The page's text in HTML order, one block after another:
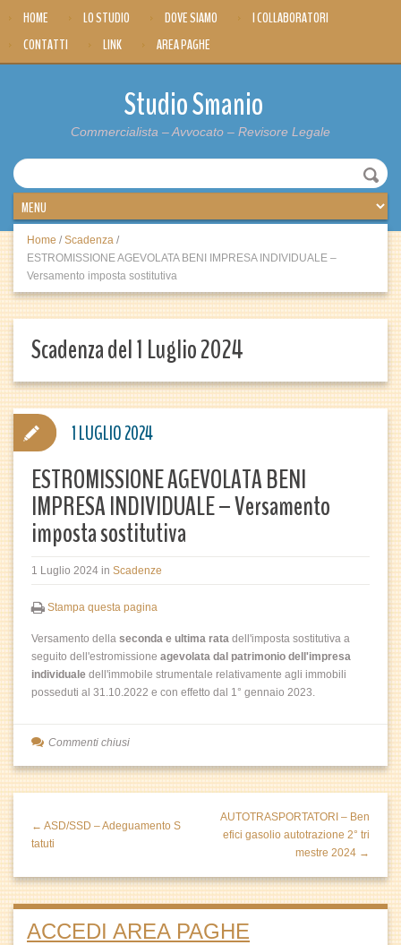
HOME LO STUDIO DOVE SIAMO
I COLLABORATORI
CONTATTI
LINK AREA PAGHE
Studio Smanio
Commercialista – Avvocato – Revisore Legale
Home / Scadenza /
ESTROMISSIONE AGEVOLATA BENI IMPRESA INDIVIDUALE –
Versamento imposta sostitutiva
Scadenza del 1 Luglio 2024
ESTROMISSIONE AGEVOLATA BENI
IMPRESA INDIVIDUALE – Versamento
imposta sostitutiva
1 Luglio 2024 in Scadenze
Stampa questa pagina
Versamento della seconda e ultima rata dell'imposta sostitutiva a
seguito dell'estromissione agevolata dal patrimonio dell'impresa
individuale dell'immobile strumentale relativamente agli immobili
posseduti al 31.10.2022 e con effetto dal 1° gennaio 2023.
1 LUGLIO 2024
Commenti chiusi
← ASD/SSD – Adeguamento S
tatuti
AUTOTRASPORTATORI – Ben
efici gasolio autotrazione 2° tri
mestre 2024 →
ACCEDI AREA PAGHE